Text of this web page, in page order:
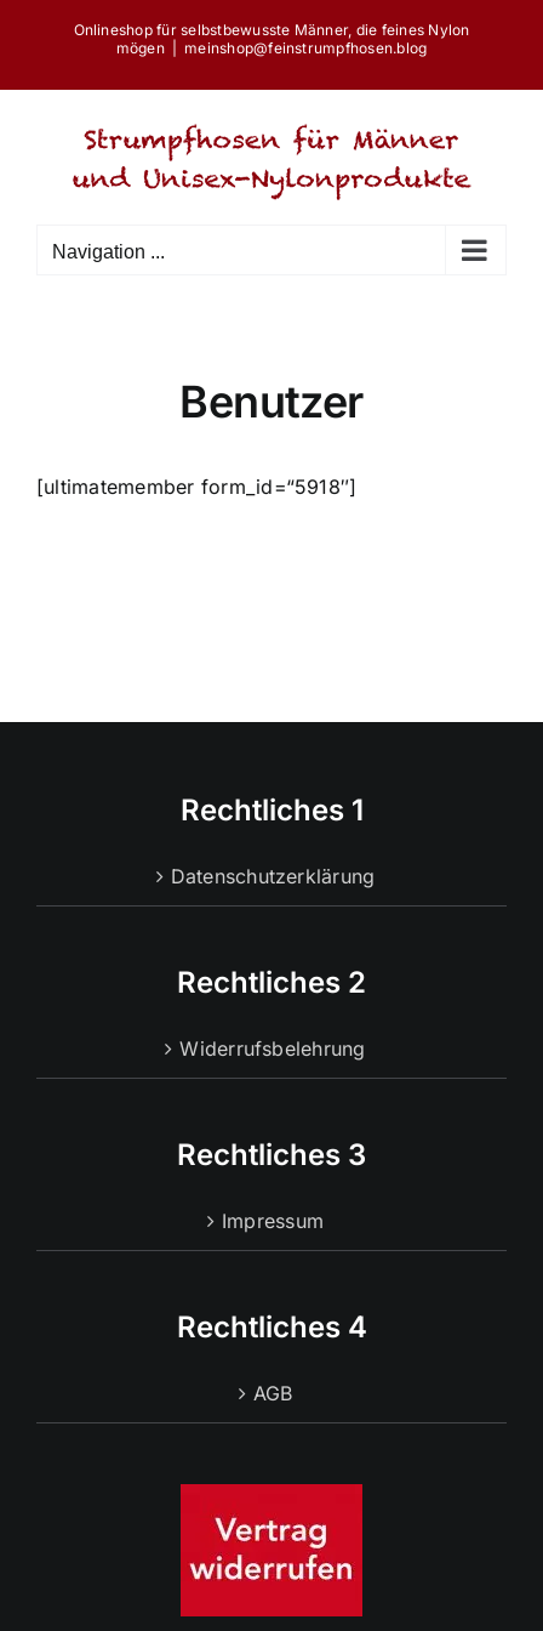
Onlineshop für selbstbewusste Männer, die feines Nylon
mögen
meinshop@feinstrumpfhosen.blog
Navigation ...
Benutzer
[ultimatemember form_id=“5918″]
Rechtliches 1
Datenschutzerklärung
Rechtliches 2
Widerrufsbelehrung
Rechtliches 3
Impressum
Rechtliches 4
AGB